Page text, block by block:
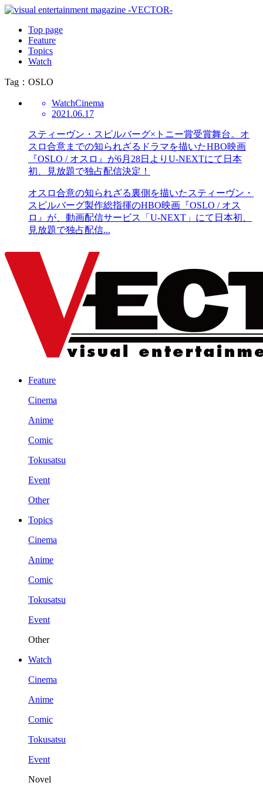
Top page
Feature
Topics
Watch
Tag：OSLO
WatchCinema
2021.06.17
スティーヴン・スピルバーグ×トニー賞受賞舞台。オ
スロ合意までの知られざるドラマを描いたHBO映画
『OSLO / オスロ』が6月28日よりU-NEXTにて日本
初、見放題で独占配信決定！
オスロ合意の知られざる裏側を描いたスティーヴン・
スピルバーグ製作総指揮のHBO映画『OSLO / オス
ロ』が、動画配信サービス「U-NEXT」にて日本初、
見放題で独占配信...
Feature
Cinema
Anime
Comic
Tokusatsu
Event
Other
Topics
Cinema
Anime
Comic
Tokusatsu
Event
Other
Watch
Cinema
Anime
Comic
Tokusatsu
Event
Novel